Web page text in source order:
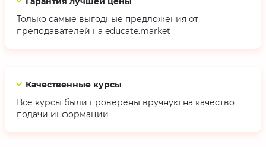
Только самые выгодные предложения от
преподавателей на educate.market
Качественные курсы
Все курсы были проверены вручную на качество
подачи информации